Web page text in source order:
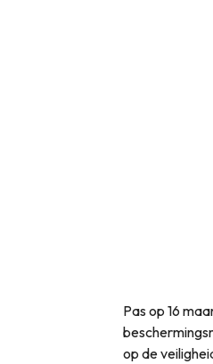
Pas op 16
op de